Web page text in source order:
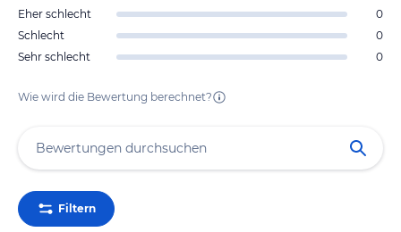
Eher schlecht
0
Schlecht
0
Sehr schlecht
0
Wie wird die Bewertung berechnet?
Filtern